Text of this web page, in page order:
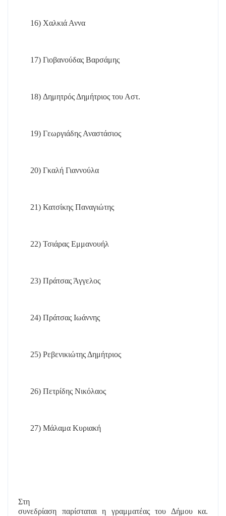
16) Χαλκιά Αννα
17) Γιοβανούδας Βαρσάμης
18) Δημητρός Δημήτριος του Αστ.
19) Γεωργιάδης Αναστάσιος
20) Γκαλή Γιαννούλα
21) Κατσίκης Παναγιώτης
22) Τσιάρας Εμμανουήλ
23) Πράτσας Άγγελος
24) Πράτσας Ιωάννης
25) Ρεβενικιώτης Δημήτριος
26) Πετρίδης Νικόλαος
27) Μάλαμα Κυριακή
Στη
συνεδρίαση παρίσταται η γραμματέας του Δήμου κα.